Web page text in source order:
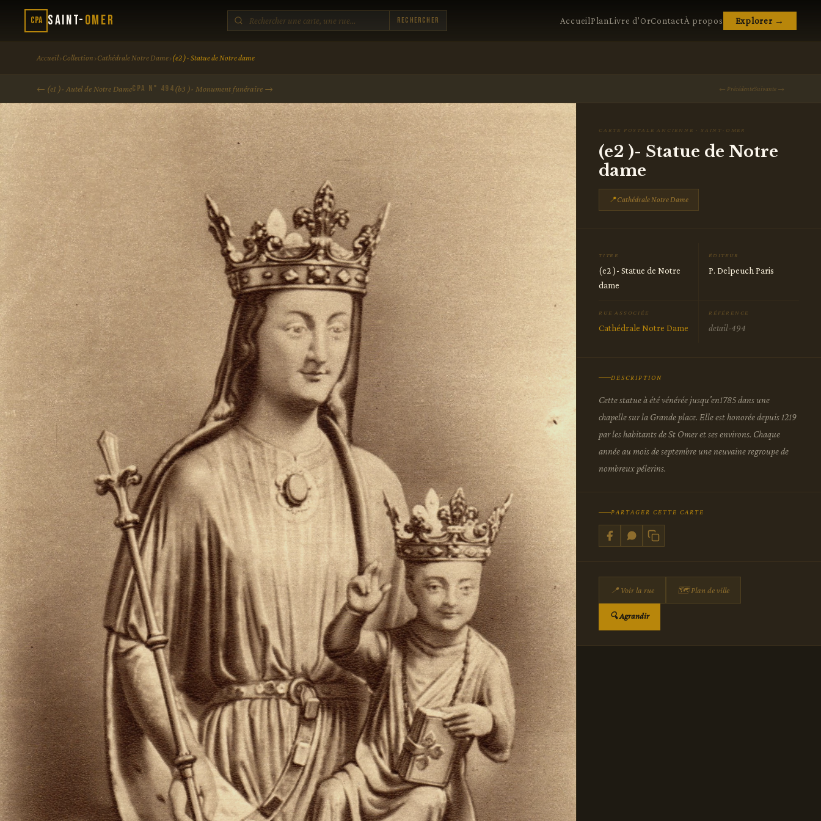
CPA Saint-Omer Rechercher Accueil PlanLivre d'OrContactÀ propos Explorer →
Accueil›Collection ›Cathédrale Notre Dame›(e2 )- Statue de Notre dame
← (e1 )- Autel de Notre DameCPA N° 494(b3 )- Monument funéraire → ← PrécédenteSuivante →
CARTE POSTALE ANCIENNE · SAINT-OMER
(e2 )- Statue de Notre
dame
📍Cathédrale Notre Dame
TITRE
(e2 )- Statue de Notre
dame
ÉDITEUR
P. Delpeuch Paris
RUE ASSOCIÉE
Cathédrale Notre Dame
RÉFÉRENCE
detail-494
DESCRIPTION
Cette statue à été vénérée jusqu'en1785 dans une
chapelle sur la Grande place. Elle est honorée depuis 1219
par les habitants de St Omer et ses environs. Chaque
année au mois de septembre une neuvaine regroupe de
nombreux pélerins.
PARTAGER CETTE CARTE
📍 Voir la rue 🗺 Plan de ville
🔍 Agrandir